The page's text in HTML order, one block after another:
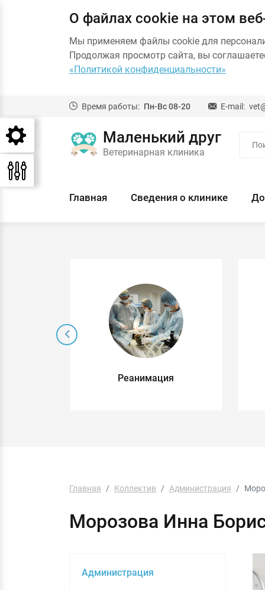
О файлах cookie на этом
Мы применяем файлы cookie для
Продолжая просмотр сайта, вы
«Политикой конфиденциальности»
Время работы: Пн-Вс 08-20 E-mail:
Маленький друг
Ветеринарная клиника
Главная Сведения о клинике
Реанимация
Главная Коллектив Администрация
Морозова Инна
Администрация